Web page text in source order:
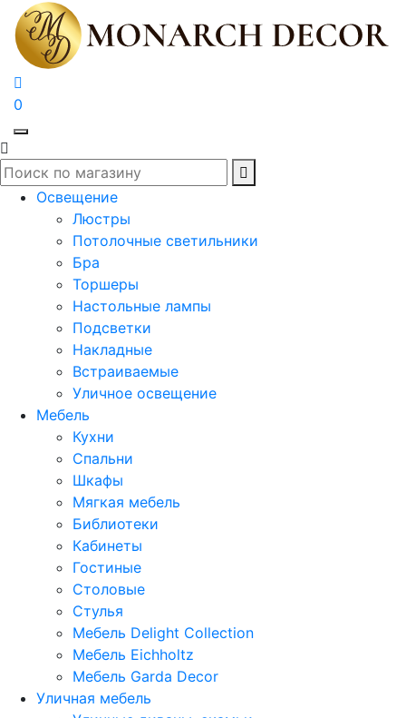
0
Освещение
Люстры
Потолочные светильники
Бра
Торшеры
Настольные лампы
Подсветки
Накладные
Встраиваемые
Уличное освещение
Мебель
Кухни
Спальни
Шкафы
Мягкая мебель
Библиотеки
Кабинеты
Гостиные
Столовые
Стулья
Мебель Delight Collection
Мебель Eichholtz
Мебель Garda Decor
Уличная мебель